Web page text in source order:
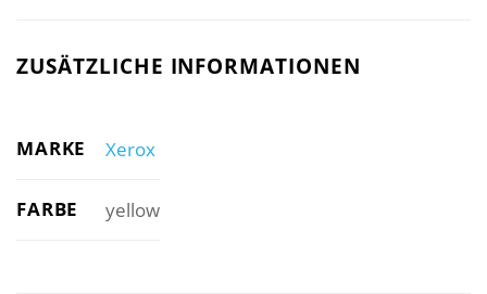
ZUSÄTZLICHE INFORMATIONEN
MARKE Xerox
FARBE yellow